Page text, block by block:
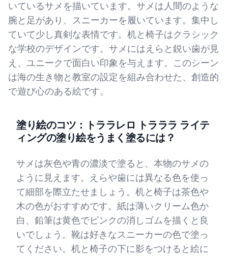
いているサメを描いています。サメは人間のような
腕と足があり、スニーカーを履いています。集中し
ていて少し真剣な表情です。机と椅子はクラシック
な学校のデザインです。サメにはえらと鋭い歯が見
え、ユニークで面白い印象を与えます。このシーン
は海の生き物と教室の設定を組み合わせた、創造的
で遊び心のある絵です。
塗り絵のコツ：トララレロ トラララ ライテ
ィングの塗り絵をうまく塗るには？
サメは灰色や青の濃淡で塗ると、本物のサメの
ように見えます。えらや歯には異なる色を使っ
て細部を際立たせましょう。机と椅子は茶色や
木の色がおすすめです。紙は薄いクリーム色か
白、鉛筆は黄色でピンクの消しゴムを描くと良
いでしょう。靴は好きなスニーカーの色で塗っ
てください。机と椅子の下に影をつけると絵に